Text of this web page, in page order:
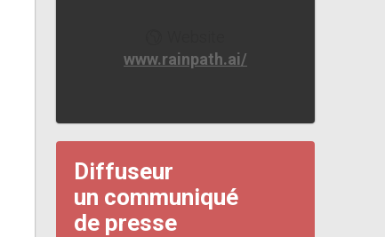
www.rainpath.ai/
Diffuseur
un communiqué
de presse